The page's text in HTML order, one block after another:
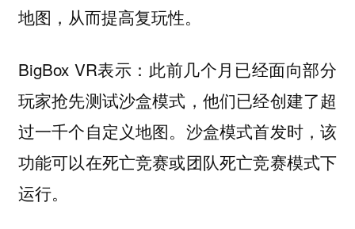
地图，从而提高复玩性。
BigBox VR表示：此前几个月已经面向部分
玩家抢先测试沙盒模式，他们已经创建了超
过一千个自定义地图。沙盒模式首发时，该
功能可以在死亡竞赛或团队死亡竞赛模式下
运行。